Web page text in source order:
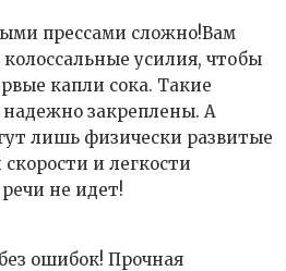
прессами сложно!Вам
усилия, чтобы
капли сока. Такие
закреплены. А
лишь физически развитые
и легкости
не идет!
ошибок! Прочная